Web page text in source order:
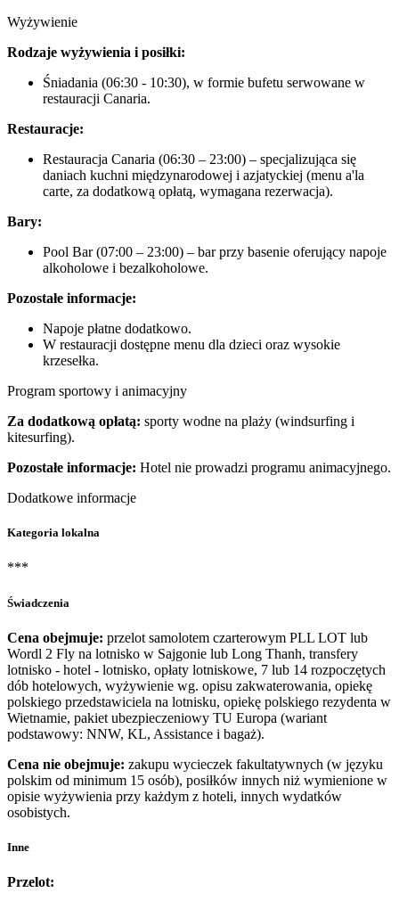
Wyżywienie
Rodzaje wyżywienia i posiłki:
Śniadania (06:30 - 10:30), w formie bufetu serwowane w
restauracji Canaria.
Restauracje:
Restauracja Canaria (06:30 – 23:00) – specjalizująca się
daniach kuchni międzynarodowej i azjatyckiej (menu a'la
carte, za dodatkową opłatą, wymagana rezerwacja).
Bary:
Pool Bar (07:00 – 23:00) – bar przy basenie oferujący napoje
alkoholowe i bezalkoholowe.
Pozostałe informacje:
Napoje płatne dodatkowo.
W restauracji dostępne menu dla dzieci oraz wysokie
krzesełka.
Program sportowy i animacyjny
Za dodatkową opłatą: sporty wodne na plaży (windsurfing i
kitesurfing).
Pozostałe informacje: Hotel nie prowadzi programu animacyjnego.
Dodatkowe informacje
Kategoria lokalna
***
Świadczenia
Cena obejmuje: przelot samolotem czarterowym PLL LOT lub
Wordl 2 Fly na lotnisko w Sajgonie lub Long Thanh, transfery
lotnisko - hotel - lotnisko, opłaty lotniskowe, 7 lub 14 rozpoczętych
dób hotelowych, wyżywienie wg. opisu zakwaterowania, opiekę
polskiego przedstawiciela na lotnisku, opiekę polskiego rezydenta w
Wietnamie, pakiet ubezpieczeniowy TU Europa (wariant
podstawowy: NNW, KL, Assistance i bagaż).
Cena nie obejmuje: zakupu wycieczek fakultatywnych (w języku
polskim od minimum 15 osób), posiłków innych niż wymienione w
opisie wyżywienia przy każdym z hoteli, innych wydatków
osobistych.
Inne
Przelot: